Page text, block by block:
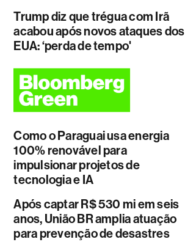
Trump diz que trégua com Irã
acabou após novos ataques dos
EUA: ‘perda de tempo'
Como o Paraguai usa energia
100% renovável para
impulsionar projetos de
tecnologia e IA
Após captar R$ 530 mi em seis
anos, União BR amplia atuação
para prevenção de desastres